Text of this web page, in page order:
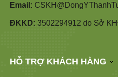
Email:
ĐKKD: 3502294912 do Sở
HỖ TRỢ KHÁCH HÀNG